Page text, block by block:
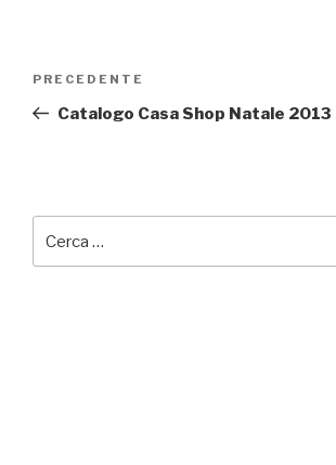
Articolo
precedente:
PRECEDENTE
Catalogo Casa Shop Natale 2013